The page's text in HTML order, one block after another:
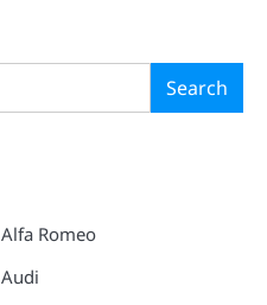
Search
Alfa Romeo
Audi